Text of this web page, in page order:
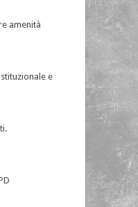
amenità
e